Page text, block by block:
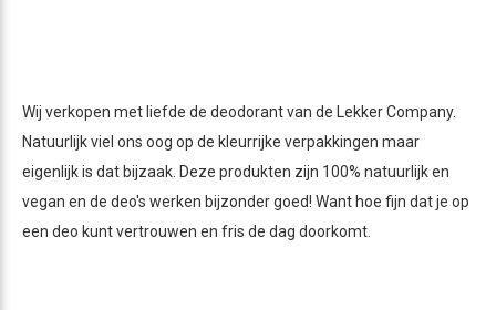
Wij verkopen met liefde de deodorant van de Lekker Company.
Natuurlijk viel ons oog op de kleurrijke verpakkingen maar
eigenlijk is dat bijzaak. Deze produkten zijn 100% natuurlijk en
vegan en de deo's werken bijzonder goed! Want hoe fijn dat je op
een deo kunt vertrouwen en fris de dag doorkomt.